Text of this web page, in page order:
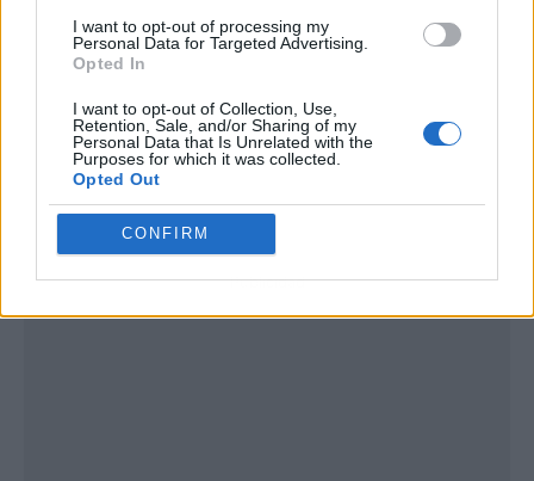
I want to opt-out of processing my
Personal Data for Targeted Advertising.
Opted In
I want to opt-out of Collection, Use,
Retention, Sale, and/or Sharing of my
Personal Data that Is Unrelated with the
Purposes for which it was collected.
Opted Out
CONFIRM
Publicidad